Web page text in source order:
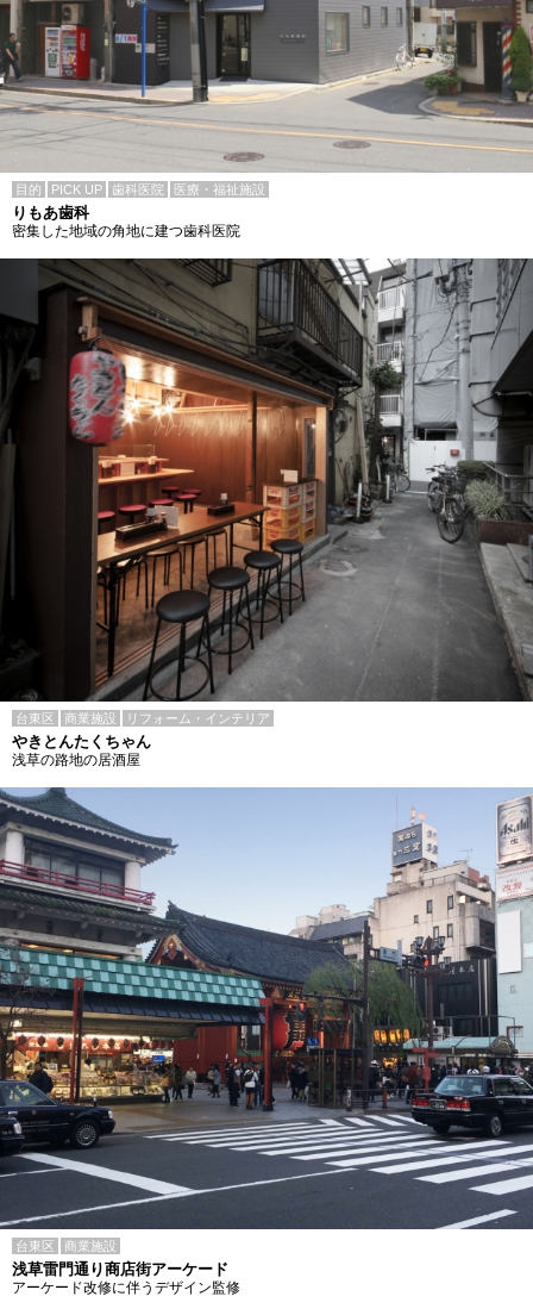
目的 PICK UP 歯科医院 医療・福祉施設
りもあ歯科
密集した地域の角地に建つ歯科医院
台東区 商業施設 リフォーム・インテリア
やきとんたくちゃん
浅草の路地の居酒屋
台東区 商業施設
浅草雷門通り商店街アーケード
アーケード改修に伴うデザイン監修